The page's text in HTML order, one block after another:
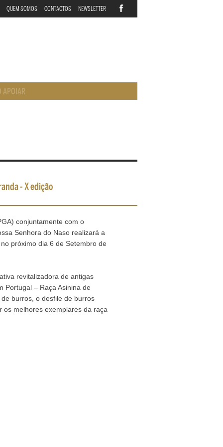
QUEM SOMOS CONTACTOS NEWSLETTER
APOIAR
- X edição
conjuntamente com o
Senhora do Naso realizará a
próximo dia 6 de Setembro de
revitalizadora de antigas
Portugal – Raça Asinina de
burros, o desfile de burros
melhores exemplares da raça